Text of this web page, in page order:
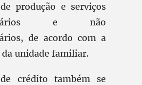
produção e serviços
e não
de acordo com a
unidade familiar.
crédito também se